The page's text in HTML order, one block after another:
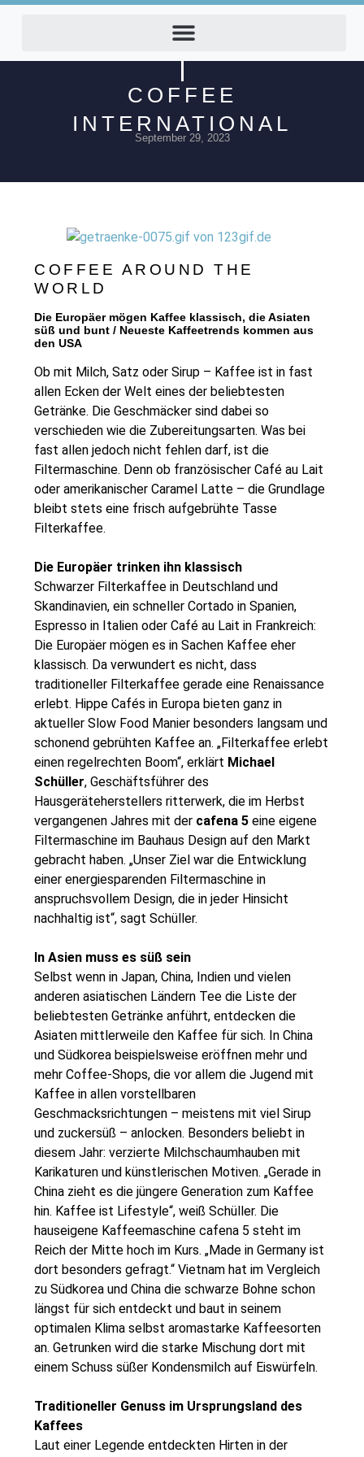
COFFEE
INTERNATIONAL
September 29, 2023
COFFEE AROUND THE
WORLD
Die Europäer mögen Kaffee klassisch, die Asiaten
süß und bunt / Neueste Kaffeetrends kommen aus
den USA
Ob mit Milch, Satz oder Sirup – Kaffee ist in fast
allen Ecken der Welt eines der beliebtesten
Getränke. Die Geschmäcker sind dabei so
verschieden wie die Zubereitungsarten. Was bei
fast allen jedoch nicht fehlen darf, ist die
Filtermaschine. Denn ob französischer Café au Lait
oder amerikanischer Caramel Latte – die Grundlage
bleibt stets eine frisch aufgebrühte Tasse
Filterkaffee.
Die Europäer trinken ihn klassisch
Schwarzer Filterkaffee in Deutschland und
Skandinavien, ein schneller Cortado in Spanien,
Espresso in Italien oder Café au Lait in Frankreich:
Die Europäer mögen es in Sachen Kaffee eher
klassisch. Da verwundert es nicht, dass
traditioneller Filterkaffee gerade eine Renaissance
erlebt. Hippe Cafés in Europa bieten ganz in
aktueller Slow Food Manier besonders langsam und
schonend gebrühten Kaffee an. „Filterkaffee erlebt
einen regelrechten Boom“, erklärt Michael
Schüller, Geschäftsführer des
Hausgeräteherstellersritterwerk, die im Herbst
vergangenen Jahres mit der cafena 5 eine eigene
Filtermaschine im Bauhaus Design auf den Markt
gebracht haben. „Unser Ziel war die Entwicklung
einer energiesparenden Filtermaschine in
anspruchsvollem Design, die in jeder Hinsicht
nachhaltig ist“, sagt Schüller.
In Asien muss es süß sein
Selbst wenn in Japan, China, Indien und vielen
anderen asiatischen Ländern Tee die Liste der
beliebtesten Getränke anführt, entdecken die
Asiaten mittlerweile den Kaffee für sich. In China
und Südkorea beispielsweise eröffnen mehr und
mehr Coffee-Shops, die vor allem die Jugend mit
Kaffee in allen vorstellbaren
Geschmacksrichtungen – meistens mit viel Sirup
und zuckersüß – anlocken. Besonders beliebt in
diesem Jahr: verzierte Milchschaumhauben mit
Karikaturen und künstlerischen Motiven. „Gerade in
China zieht es die jüngere Generation zum Kaffee
hin. Kaffee ist Lifestyle“, weiß Schüller. Die
hauseigene Kaffeemaschine cafena 5 steht im
Reich der Mitte hoch im Kurs. „Made in Germany ist
dort besonders gefragt.“ Vietnam hat im Vergleich
zu Südkorea und China die schwarze Bohne schon
längst für sich entdeckt und baut in seinem
optimalen Klima selbst aromastarke Kaffeesorten
an. Getrunken wird die starke Mischung dort mit
einem Schuss süßer Kondensmilch auf Eiswürfeln.
Traditioneller Genuss im Ursprungsland des
Kaffees
Laut einer Legende entdeckten Hirten in der